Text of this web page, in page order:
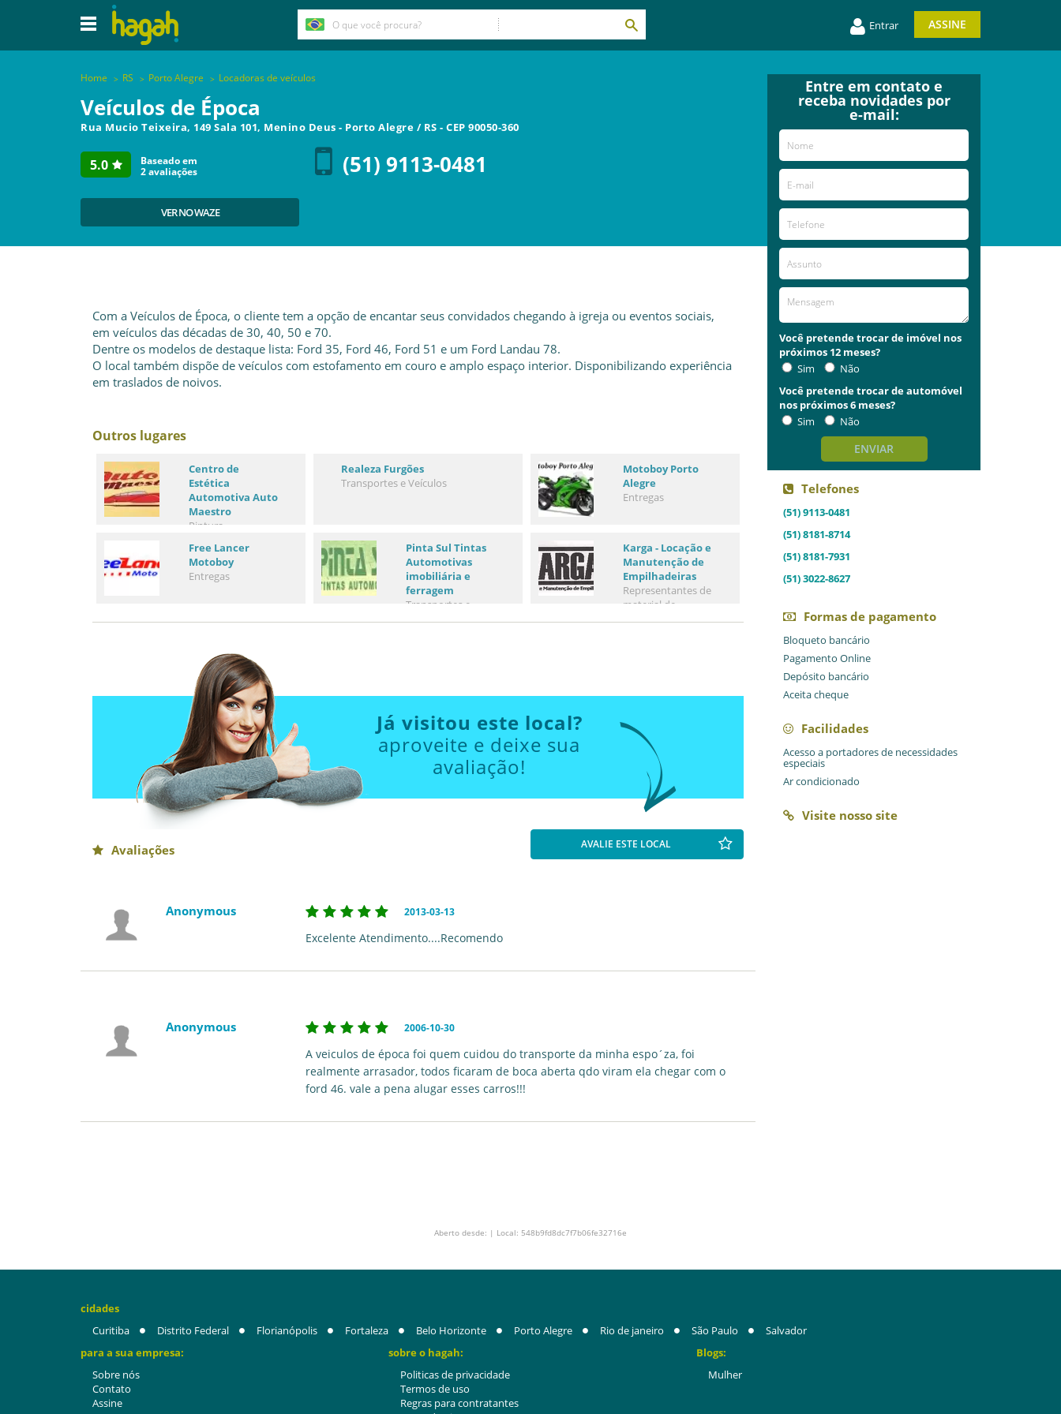
Entrar ASSINE
Home RS Porto Alegre Locadoras de veículos
Veículos de Época
Rua Mucio Teixeira, 149 Sala 101, Menino Deus - Porto Alegre / RS - CEP 90050-360
5.0
Baseado em
2avaliações (51) 9113-0481
VER NO WAZE
Com a Veículos de Época, o cliente tem a opção de encantar seus convidados chegando à igreja ou eventos sociais,
em veículos das décadas de 30, 40, 50 e 70.
Dentre os modelos de destaque lista: Ford 35, Ford 46, Ford 51 e um Ford Landau 78.
O local também dispõe de veículos com estofamento em couro e amplo espaço interior. Disponibilizando experiência
em traslados de noivos.
Outros lugares
Centro de
Estética
Automotiva Auto
Maestro
Pintura
Realeza Furgões
Transportes e Veículos
Motoboy Porto
Alegre
Entregas
Free Lancer
Motoboy
Entregas
Pinta Sul Tintas
Automotivas
imobiliária e
ferragem
Transportes e
Veículos
Karga - Locação e
Manutenção de
Empilhadeiras
Representantes de
material de
transporte
Já visitou este local?
aproveite e deixe sua
avaliação!
Avaliações AVALIE ESTE LOCAL
Anonymous 2013-03-13
Excelente Atendimento....Recomendo
Anonymous 2006-10-30
A veiculos de época foi quem cuidou do transporte da minha espo´za, foi
realmente arrasador, todos ficaram de boca aberta qdo viram ela chegar com o
ford 46. vale a pena alugar esses carros!!!
Entre em contato e
receba novidades por
e-mail:
Você pretende trocar de imóvel nos
próximos 12 meses?
Sim
Não
Você pretende trocar de automóvel
nos próximos 6 meses?
Sim
Não
ENVIAR
Telefones
(51) 9113-0481
(51) 8181-8714
(51) 8181-7931
(51) 3022-8627
Formas de pagamento
Bloqueto bancário
Pagamento Online
Depósito bancário
Aceita cheque
Facilidades
Acesso a portadores de necessidades
especiais
Ar condicionado
Visite nosso site
Aberto desde: | Local: 548b9fd8dc7f7b06fe32716e
cidades
Curitiba
Distrito Federal Florianópolis Fortaleza Belo Horizonte Porto Alegre Rio de janeiro São Paulo
Salvador
para a sua empresa:
Sobre nós
Contato
Assine
sobre o hagah:
Politicas de privacidade
Termos de uso
Regras para contratantes
Blogs:
Mulher